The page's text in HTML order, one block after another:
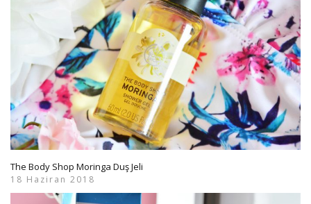
The Body Shop Moringa Duş Jeli
18 Haziran 2018